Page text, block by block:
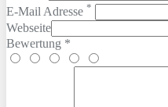
E-Mail Adresse *
Webseite
Bewertung *